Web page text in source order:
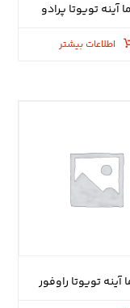
آینه تویوتا پرادو
اطلاعات بیشتر
آینه تویوتا راوفور